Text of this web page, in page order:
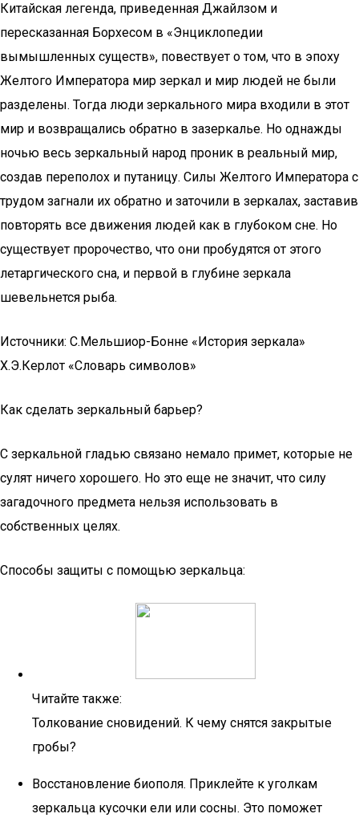
Китайская легенда, приведенная Джайлзом и
пересказанная Борхесом в «Энциклопедии
вымышленных существ», повествует о том, что в эпоху
Желтого Императора мир зеркал и мир людей не были
разделены. Тогда люди зеркального мира входили в этот
мир и возвращались обратно в зазеркалье. Но однажды
ночью весь зеркальный народ проник в реальный мир,
создав переполох и путаницу. Силы Желтого Императора с
трудом загнали их обратно и заточили в зеркалах, заставив
повторять все движения людей как в глубоком сне. Но
существует пророчество, что они пробудятся от этого
летаргического сна, и первой в глубине зеркала
шевельнется рыба.
Источники: С.Мельшиор-Бонне «История зеркала»
Х.Э.Керлот «Словарь символов»
Как сделать зеркальный барьер?
С зеркальной гладью связано немало примет, которые не
сулят ничего хорошего. Но это еще не значит, что силу
загадочного предмета нельзя использовать в
собственных целях.
Способы защиты с помощью зеркальца:
Читайте также:
Толкование сновидений. К чему снятся закрытые
гробы?
Восстановление биополя. Приклейте к уголкам
зеркальца кусочки ели или сосны. Это поможет